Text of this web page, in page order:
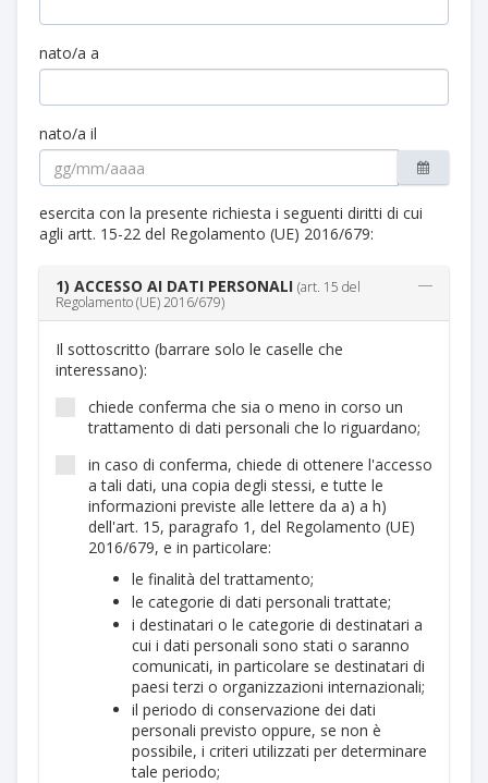
nato/a a
nato/a il
esercita con la presente richiesta i seguenti diritti di cui
agli artt. 15-22 del Regolamento (UE) 2016/679:
1) ACCESSO AI DATI PERSONALI (art. 15 del
Regolamento (UE) 2016/679)
Il sottoscritto (barrare solo le caselle che
interessano):
chiede conferma che sia o meno in corso un
trattamento di dati personali che lo riguardano;
in caso di conferma, chiede di ottenere l'accesso
a tali dati, una copia degli stessi, e tutte le
informazioni previste alle lettere da a) a h)
dell'art. 15, paragrafo 1, del Regolamento (UE)
2016/679, e in particolare:
le finalità del trattamento;
le categorie di dati personali trattate;
i destinatari o le categorie di destinatari a
cui i dati personali sono stati o saranno
comunicati, in particolare se destinatari di
paesi terzi o organizzazioni internazionali;
il periodo di conservazione dei dati
personali previsto oppure, se non è
possibile, i criteri utilizzati per determinare
tale periodo;